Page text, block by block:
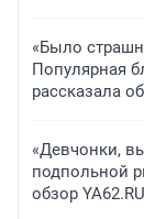
«Было
Популярная
рассказала
«Девчонки,
подпольной
обзор YA62.RU